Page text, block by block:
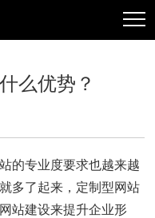
么优势？
的专业度要求也越来越
多了起来，定制型网站
站建设来提升企业形